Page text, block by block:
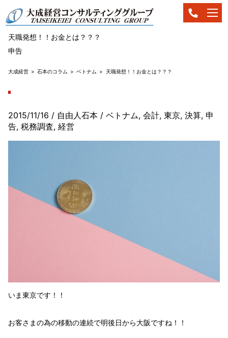
天職発想！！お金とは？？？
申告
大成経営 石本のコラム ベトナム 天職発想！！お金とは？？？
2015/11/16 / 自由人石本 / ベトナム, 会計, 東京, 決算, 申
告, 税務調査, 経営
いま東京です！！
お客さまの為の移動の連続で明後日から大阪ですね！！